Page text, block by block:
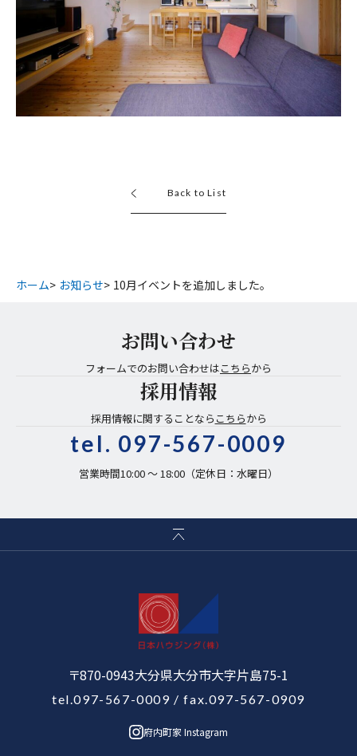
Back to List
ホーム お知らせ 10月イベントを追加しました。
お問い合わせ
フォームでのお問い合わせはこちらから
採用情報
採用情報に関することなら こちらから
tel. 097-567-0009
営業時間10:00 〜 18:00（定休日：水曜日）
〒870-0943大分県大分市大字片島75-1
tel.097-567-0009 / fax.097-567-0909
府内町家 Instagram